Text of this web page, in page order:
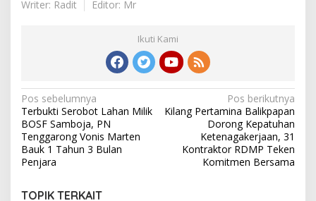
Writer: Radit
Editor: Mr
Ikuti Kami
Navigasi
pos
Pos sebelumnya
Terbukti Serobot Lahan Milik
BOSF Samboja, PN
Tenggarong Vonis Marten
Bauk 1 Tahun 3 Bulan
Penjara
Pos berikutnya
Kilang Pertamina Balikpapan
Dorong Kepatuhan
Ketenagakerjaan, 31
Kontraktor RDMP Teken
Komitmen Bersama
TOPIK TERKAIT